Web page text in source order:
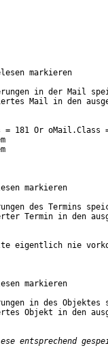
markieren
in der Mail
Mail in den
181 Or
markieren
des Termins
Termin in den
nie
markieren
in des Objektes
Objekt in den
entsprechend